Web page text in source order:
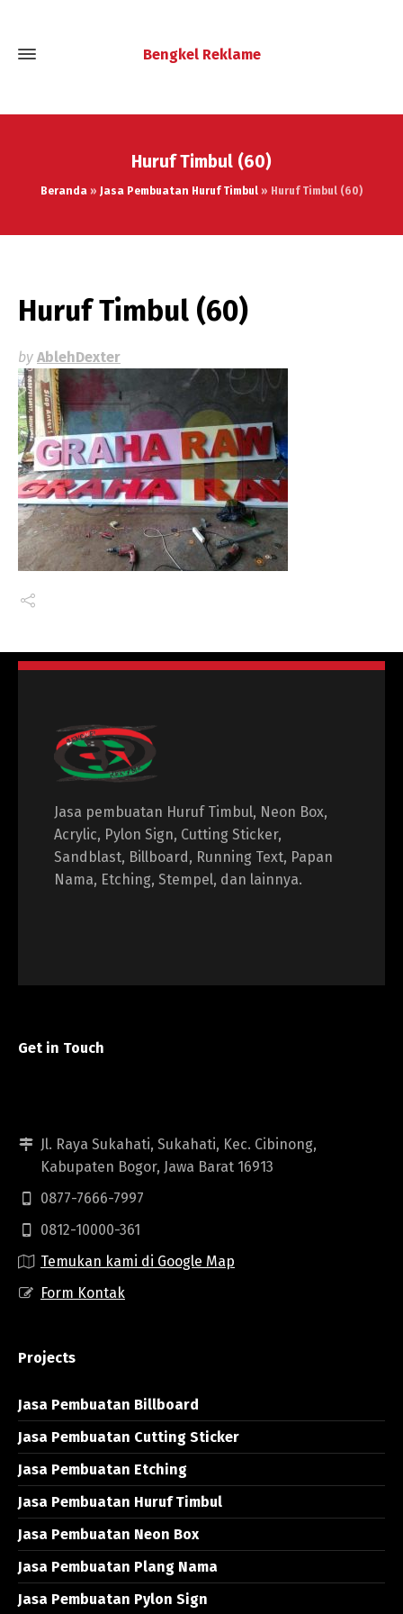
Bengkel Reklame
Huruf Timbul (60)
Beranda » Jasa Pembuatan Huruf Timbul » Huruf Timbul (60)
Huruf Timbul (60)
by AblehDexter
Jasa pembuatan Huruf Timbul, Neon Box,
Acrylic, Pylon Sign, Cutting Sticker,
Sandblast, Billboard, Running Text, Papan
Nama, Etching, Stempel, dan lainnya.
Get in Touch
Jl. Raya Sukahati, Sukahati, Kec. Cibinong,
Kabupaten Bogor, Jawa Barat 16913
0877-7666-7997
0812-10000-361
Temukan kami di Google Map
Form Kontak
Projects
Jasa Pembuatan Billboard
Jasa Pembuatan Cutting Sticker
Jasa Pembuatan Etching
Jasa Pembuatan Huruf Timbul
Jasa Pembuatan Neon Box
Jasa Pembuatan Plang Nama
Jasa Pembuatan Pylon Sign